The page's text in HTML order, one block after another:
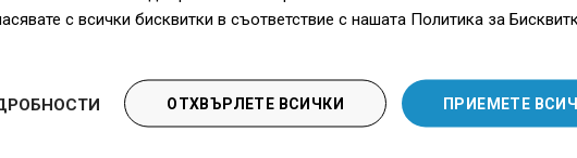
монтаж С дюбели
с всички бисквитки в съответствие с нашата Политика за
ПРИЕМЕТЕ
ОТХВЪРЛЕТЕ ВСИЧКИ